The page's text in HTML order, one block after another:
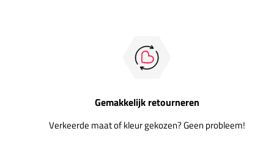
Gemakkelijk retourneren
Verkeerde maat of kleur gekozen? Geen probleem!